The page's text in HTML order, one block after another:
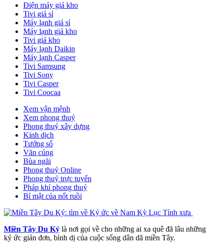
Điện máy giá kho
Tivi giá sỉ
Máy lạnh giá sỉ
Máy lạnh giá kho
Tivi giá kho
Máy lạnh Daikin
Máy lạnh Casper
Tivi Samsung
Tivi Sony
Tivi Casper
Tivi Coocaa
Xem vận mệnh
Xem phong thuỷ
Phong thuỷ xây dựng
Kinh dịch
Tướng số
Văn cúng
Bùa ngãi
Phong thuỷ Online
Phong thuỷ trực tuyến
Pháp khí phong thuỷ
Bí mật của nốt ruồi
Miền Tây Du Ký là nơi gọi về cho những ai xa quê đã lâu những
ký ức giản đơn, bình dị của cuộc sống dân dã miền Tây.